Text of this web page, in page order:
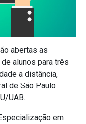
abertas as
alunos para três
a distância,
de São Paulo
UAB.
em